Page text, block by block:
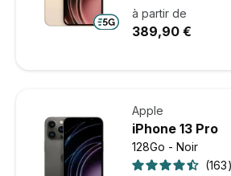
à partir de
389,90 €
Apple
iPhone 13 Pro
128Go - Noir
163